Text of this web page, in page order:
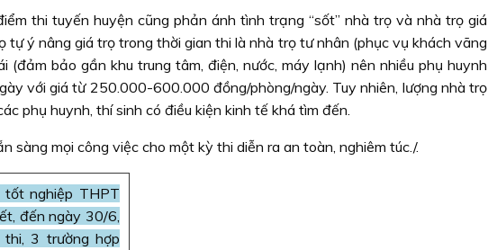
thi tuyến huyện cũng phản ánh tình trạng “sốt” nhà trọ và nhà trọ giá
tự ý nâng giá trọ trong thời gian thi là nhà trọ tư nhân (phục vụ khách vãng
(đảm bảo gần khu trung tâm, điện, nước, máy lạnh) nên nhiều phụ huynh
với giá từ 250.000-600.000 đồng/phòng/ngày. Tuy nhiên, lượng nhà trọ
phụ huynh, thí sinh có điều kiện kinh tế khá tìm đến.
sàng mọi công việc cho một kỳ thi diễn ra an toàn, nghiêm túc./.
nghiệp THPT
đến ngày 30/6,
3 trường hợp